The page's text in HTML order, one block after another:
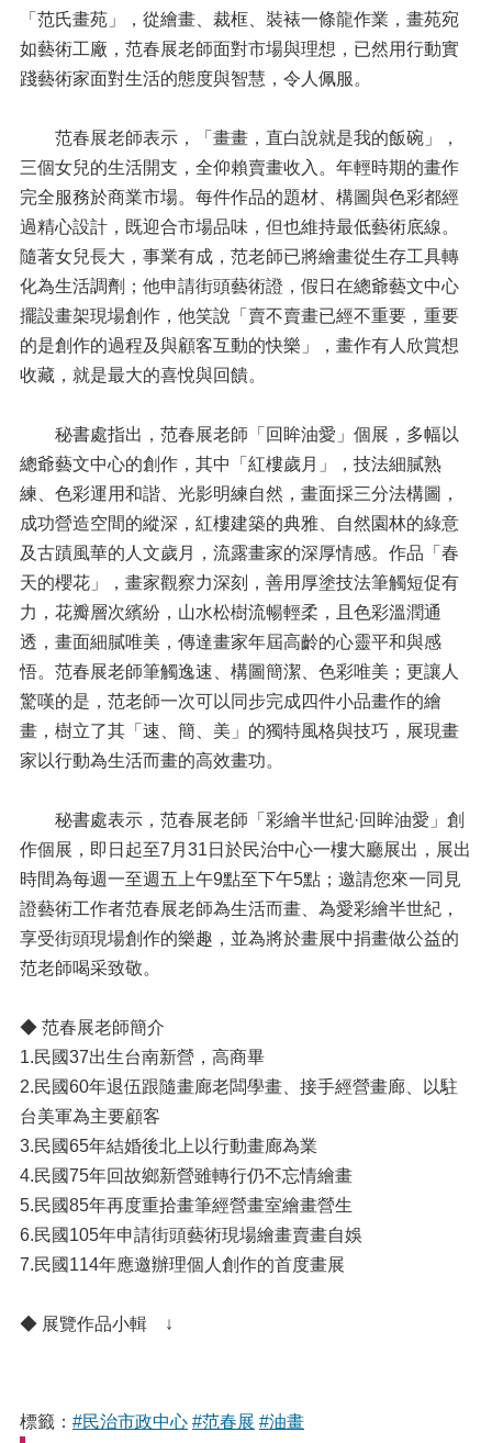
「范氏畫苑」，從繪畫、裁框、裝裱一條龍作業，畫苑宛
如藝術工廠，范春展老師面對市場與理想，已然用行動實
踐藝術家面對生活的態度與智慧，令人佩服。
范春展老師表示，「畫畫，直白說就是我的飯碗」，
三個女兒的生活開支，全仰賴賣畫收入。年輕時期的畫作
完全服務於商業市場。每件作品的題材、構圖與色彩都經
過精心設計，既迎合市場品味，但也維持最低藝術底線。
隨著女兒長大，事業有成，范老師已將繪畫從生存工具轉
化為生活調劑；他申請街頭藝術證，假日在總爺藝文中心
擺設畫架現場創作，他笑說「賣不賣畫已經不重要，重要
的是創作的過程及與顧客互動的快樂」，畫作有人欣賞想
收藏，就是最大的喜悅與回饋。
秘書處指出，范春展老師「回眸油愛」個展，多幅以
總爺藝文中心的創作，其中「紅樓歲月」，技法細膩熟
練、色彩運用和諧、光影明練自然，畫面採三分法構圖，
成功營造空間的縱深，紅樓建築的典雅、自然園林的綠意
及古蹟風華的人文歲月，流露畫家的深厚情感。作品「春
天的櫻花」，畫家觀察力深刻，善用厚塗技法筆觸短促有
力，花瓣層次繽紛，山水松樹流暢輕柔，且色彩溫潤通
透，畫面細膩唯美，傳達畫家年屆高齡的心靈平和與感
悟。范春展老師筆觸逸速、構圖簡潔、色彩唯美；更讓人
驚嘆的是，范老師一次可以同步完成四件小品畫作的繪
畫，樹立了其「速、簡、美」的獨特風格與技巧，展現畫
家以行動為生活而畫的高效畫功。
秘書處表示，范春展老師「彩繪半世紀·回眸油愛」創
作個展，即日起至7月31日於民治中心一樓大廳展出，展出
時間為每週一至週五上午9點至下午5點；邀請您來一同見
證藝術工作者范春展老師為生活而畫、為愛彩繪半世紀，
享受街頭現場創作的樂趣，並為將於畫展中捐畫做公益的
范老師喝采致敬。
◆ 范春展老師簡介
1.民國37出生台南新營，高商畢
2.民國60年退伍跟隨畫廊老闆學畫、接手經營畫廊、以駐
台美軍為主要顧客
3.民國65年結婚後北上以行動畫廊為業
4.民國75年回故鄉新營雖轉行仍不忘情繪畫
5.民國85年再度重拾畫筆經營畫室繪畫營生
6.民國105年申請街頭藝術現場繪畫賣畫自娛
7.民國114年應邀辦理個人創作的首度畫展
◆ 展覽作品小輯 ↓
標籤： #民治市政中心 #范春展 #油畫